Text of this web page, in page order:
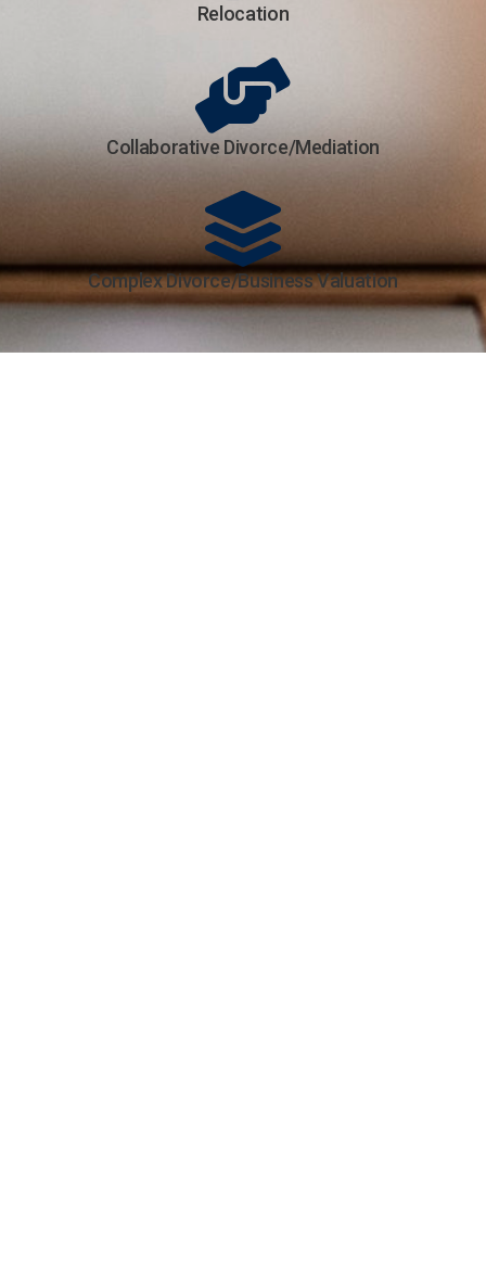
Relocation
Collaborative Divorce/Mediation
Complex Divorce/Business Valuation